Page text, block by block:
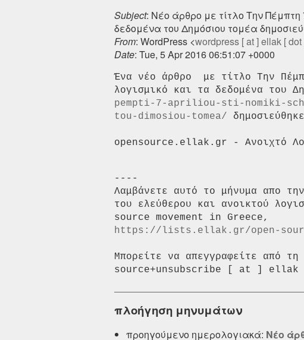
Subject: Νέο άρθρο με τίτλο Την Πέμπτη
δεδομένα του Δημόσιου τομέα
From: WordPress <wordpress [ at ] ellak [ dot
Date: Tue, 5 Apr 2016 06:51:07 +0000
Ένα νέο άρθρο  με τίτλο Την
λογισμικό και τα δεδομένα του
pempti-7-apriliou-sti-nomiki-
tou-dimosiou-tomea/
----
Λαμβάνετε αυτό το μήνυμα απο
του ελεύθερου και ανοικτού
https://lists.ellak.gr/open-
Μπορείτε να απεγγραφείτε από
πλοήγηση μηνυμάτων
προηγούμενο ημερολογιακά: Νέο